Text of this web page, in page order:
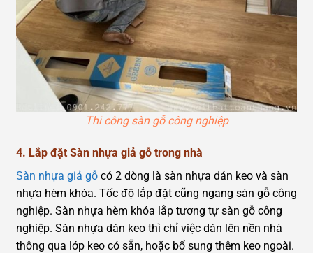
Thi công sàn gỗ công nghiệp
4. Lắp đặt Sàn nhựa giả gỗ trong nhà
Sàn nhựa giả gỗ có 2 dòng là sàn nhựa dán keo và sàn
nhựa hèm khóa. Tốc độ lắp đặt cũng ngang sàn gỗ công
nghiệp. Sàn nhựa hèm khóa lắp tương tự sàn gỗ công
nghiệp. Sàn nhựa dán keo thì chỉ việc dán lên nền nhà
thông qua lớp keo có sẵn, hoặc bổ sung thêm keo ngoài.